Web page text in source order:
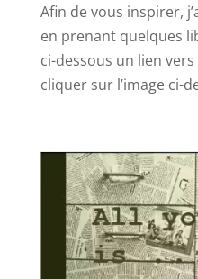
Afin de vous inspirer,
en prenant quelques
ci-dessous un lien
cliquer sur l’image ci-